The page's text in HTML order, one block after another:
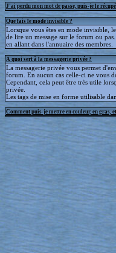
J'ai perdu mon mot de passe, puis-je le
Que fais le mode invisible ?
Lorsque vous êtes en mode invisible,
de lire un message sur le forum ou
en allant dans l'annuaire des membres.
A quoi sert à la messagerie privée ?
La messagerie privée vous permet
forum. En aucun cas celle-ci ne vous
Cependant, cela peut être très utile
privée.
Les tags de mise en forme utilisable
Comment puis-je mettre en couleur, en gras,